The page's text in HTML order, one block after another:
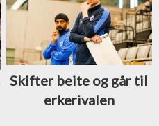
Skifter beite og går til
erkerivalen